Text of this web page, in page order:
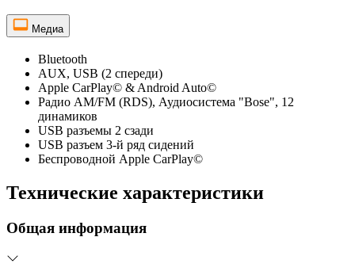
Медиа
Bluetooth
AUX, USB (2 спереди)
Apple CarPlay© & Android Auto©
Радио AM/FM (RDS), Аудиосистема "Bose", 12
динамиков
USB разъемы 2 сзади
USB разъем 3-й ряд сидений
Беспроводной Apple CarPlay©
Технические характеристики
Общая информация